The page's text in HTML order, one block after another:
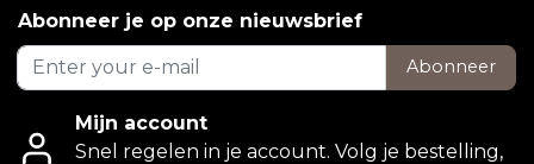
Abonneer je op onze nieuwsbrief
Abonneer
Mijn account
Snel regelen in je account. Volg je bestelling,